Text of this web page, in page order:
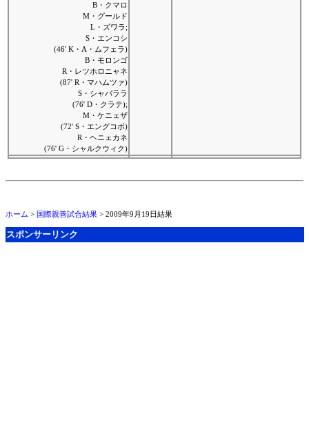
B・クマロ
M・グールド
L・ズワラ;
S・エンコシ
(46' K・A・ムフェラ)
B・モロンゴ
R・レツホロニャネ
(87' R・マハムツァ)
S・シャバララ
(76' D・クラテ);
M・ケニェザ
(72' S・エングコボ)
R・ヘニェカネ
(76' G・シャルクウィク)
ホーム > 国際親善試合結果 > 2009年9月19日結果
スポンサーリンク